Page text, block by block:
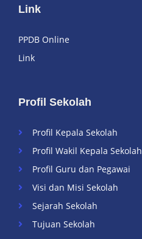
Profil Sekolah
Profil Kepala Sekolah
Profil Wakil Kepala Sekolah
Profil Guru dan Pegawai
Visi dan Misi Sekolah
Sejarah Sekolah
Tujuan Sekolah
Link
PPDB Online
Link